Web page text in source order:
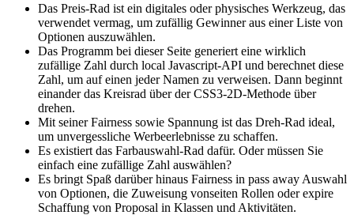
Das Preis-Rad ist ein digitales oder physisches Werkzeug, das
verwendet vermag, um zufällig Gewinner aus einer Liste von
Optionen auszuwählen.
Das Programm bei dieser Seite generiert eine wirklich
zufällige Zahl durch local Javascript-API und berechnet diese
Zahl, um auf einen jeder Namen zu verweisen. Dann beginnt
einander das Kreisrad über der CSS3-2D-Methode über
drehen.
Mit seiner Fairness sowie Spannung ist das Dreh-Rad ideal,
um unvergessliche Werbeerlebnisse zu schaffen.
Es existiert das Farbauswahl-Rad dafür. Oder müssen Sie
einfach eine zufällige Zahl auswählen?
Es bringt Spaß darüber hinaus Fairness in pass away Auswahl
von Optionen, die Zuweisung vonseiten Rollen oder expire
Schaffung von Proposal in Klassen und Aktivitäten.